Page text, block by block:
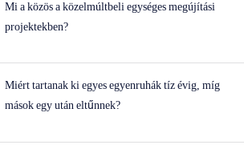
Mi a közös a közelmúltbeli egységes megújítási
projektekben?
Miért tartanak ki egyes egyenruhák tíz évig, míg
mások egy után eltűnnek?